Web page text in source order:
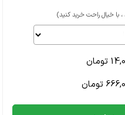
خیال راحت خرید کنید)
تومان
تومان